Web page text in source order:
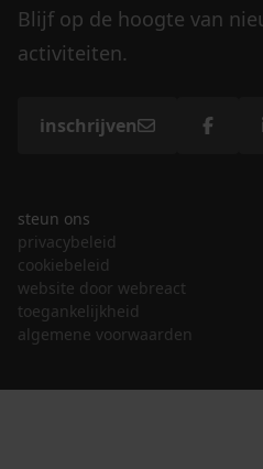
Blijf op de hoogte van
activiteiten.
inschrijven
steun ons
privacybeleid
cookiebeleid
website door webreact
toegankelijkheid
algemene voorwaarden